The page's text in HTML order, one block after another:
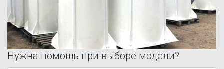
Нужна помощь при выборе модели?